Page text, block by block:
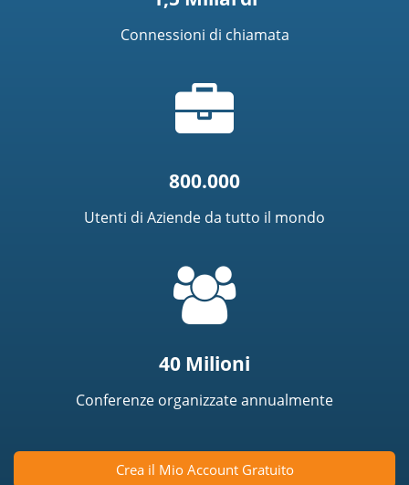
Connessioni di chiamata
riepilogo
800.000
Utenti di Aziende da tutto il mondo
40 Milioni
Conferenze organizzate annualmente
Crea il Mio Account Gratuito